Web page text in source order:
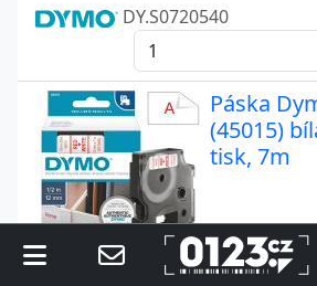
DY.S0720540
Páska
(45015)
tisk, 7m
Páska Dymo D1, 12mm (45015)